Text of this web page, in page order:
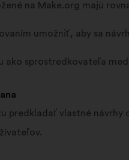
na Make.org majú
umožniť, aby sa
ako sprostredkovateľa
predkladať vlastné